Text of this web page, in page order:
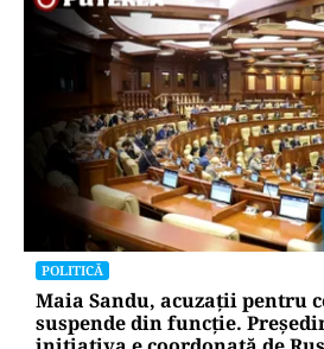
POLITICĂ
Maia Sandu, acuzații pentru
suspende din funcție.